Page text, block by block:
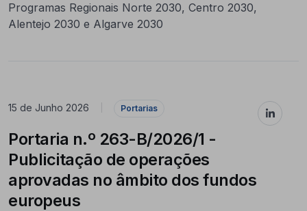
Programas Regionais Norte 2030, Centro 2030,
Alentejo 2030 e Algarve 2030
15 de Junho 2026 Portarias
Portaria n.º 263-B/2026/1 -
Publicitação de operações
aprovadas no âmbito dos fundos
europeus